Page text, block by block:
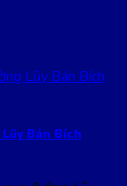
Bán Bích